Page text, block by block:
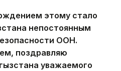
этому стало
непостоянным
ООН.
поздравляю
уважаемого